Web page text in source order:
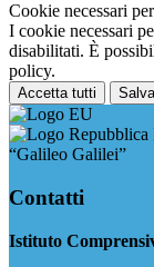
Cookie necessari
I cookie necessari
disabilitati. È
policy.
Accetta tutti
“Galileo Galilei”
Contatti
Istituto